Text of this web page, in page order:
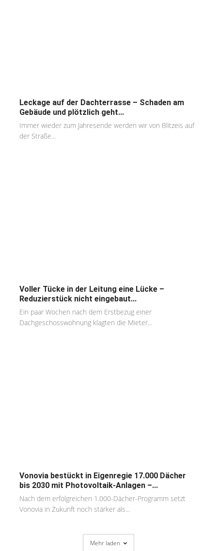
Leckage auf der Dachterrasse – Schaden am
Gebäude und plötzlich geht...
Immer wieder zum Jahresende werden wir von Blitzeis auf
der Straße...
Voller Tücke in der Leitung eine Lücke –
Reduzierstück nicht eingebaut...
Ein paar Wochen nach dem Erstbezug einer
Dachgeschosswohnung klagten die Mieter...
Vonovia bestückt in Eigenregie 17.000 Dächer
bis 2030 mit Photovoltaik-Anlagen –...
Nach dem erfolgreichen 1.000-Dächer-Programm setzt
Vonovia in Zukunft noch stärker als...
Mehr laden